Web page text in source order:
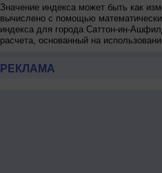
Значение индекса может быть как
вычислено с помощью
индекса для города Саттон-ин-
расчета, основанный на
РЕКЛАМА